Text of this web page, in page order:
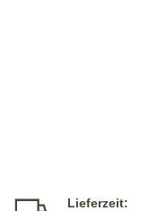
Lieferzeit: